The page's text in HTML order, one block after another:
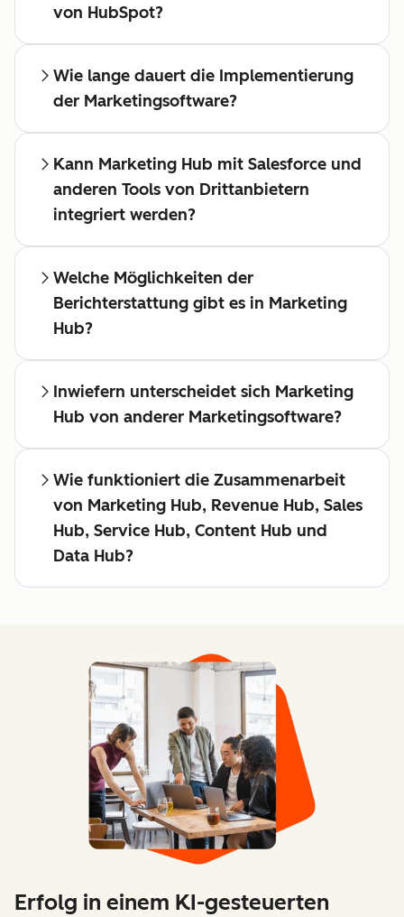
von HubSpot?
Wie lange dauert die Implementierung
der Marketingsoftware?
Kann Marketing Hub mit Salesforce und
anderen Tools von Drittanbietern
integriert werden?
Welche Möglichkeiten der
Berichterstattung gibt es in Marketing
Hub?
Inwiefern unterscheidet sich Marketing
Hub von anderer Marketingsoftware?
Wie funktioniert die Zusammenarbeit
von Marketing Hub, Revenue Hub, Sales
Hub, Service Hub, Content Hub und
Data Hub?
Erfolg in einem KI-gesteuerten